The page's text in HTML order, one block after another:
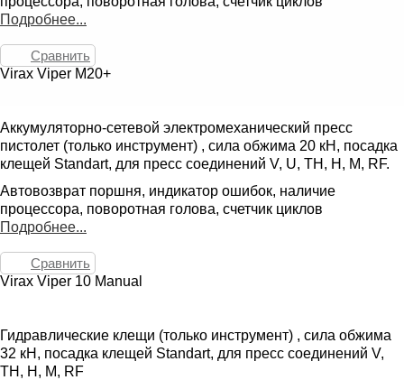
Подробнее...
Сравнить
Virax Viper M20+
Аккумуляторно-сетевой электромеханический пресс
пистолет (только инструмент) , сила обжима 20 кН, посадка
клещей Standart, для пресс соединений V, U, TH, H, M, RF.
Автовозврат поршня, индикатор ошибок, наличие
процессора, поворотная голова, счетчик циклов
Подробнее...
Сравнить
Virax Viper 10 Manual
Гидравлические клещи (только инструмент) , сила обжима
32 кН, посадка клещей Standart, для пресс соединений V,
TH, H, M, RF